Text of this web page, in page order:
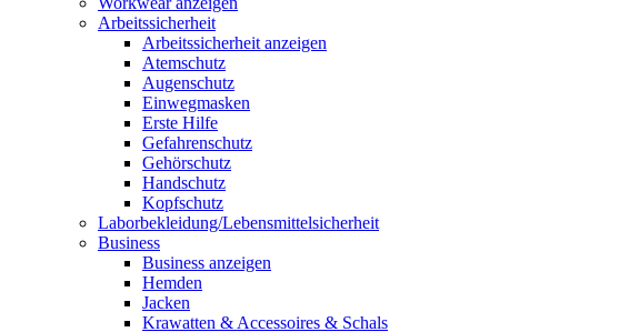
Arbeitssicherheit
Arbeitssicherheit anzeigen
Atemschutz
Augenschutz
Einwegmasken
Erste Hilfe
Gefahrenschutz
Gehörschutz
Handschutz
Kopfschutz
Laborbekleidung/Lebensmittelsicherheit
Business
Business anzeigen
Hemden
Jacken
Krawatten & Accessoires & Schals